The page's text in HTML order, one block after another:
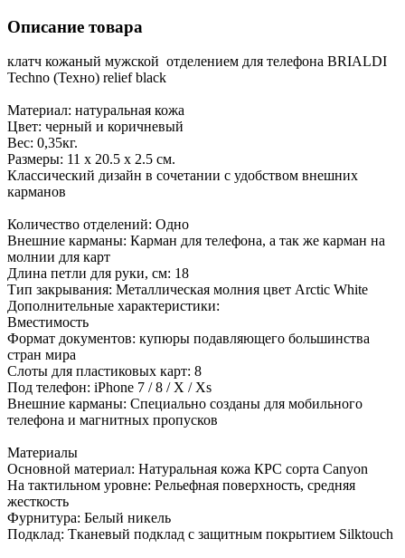
Описание товара
клатч кожаный мужской отделением для телефона BRIALDI
Techno (Техно) relief black
Материал: натуральная кожа
Цвет: черный и коричневый
Вес: 0,35кг.
Размеры: 11 х 20.5 х 2.5 см.
Классический дизайн в сочетании с удобством внешних
карманов
Количество отделений: Одно
Внешние карманы: Карман для телефона, а так же карман на
молнии для карт
Длина петли для руки, см: 18
Тип закрывания: Металлическая молния цвет Arctic White
Дополнительные характеристики:
Вместимость
Формат документов: купюры подавляющего большинства
стран мира
Слоты для пластиковых карт: 8
Под телефон: iPhone 7 / 8 / X / Xs
Внешние карманы: Специально созданы для мобильного
телефона и магнитных пропусков
Материалы
Основной материал: Натуральная кожа КРС сорта Canyon
На тактильном уровне: Рельефная поверхность, средняя
жесткость
Фурнитура: Белый никель
Подклад: Тканевый подклад с защитным покрытием Silktouch